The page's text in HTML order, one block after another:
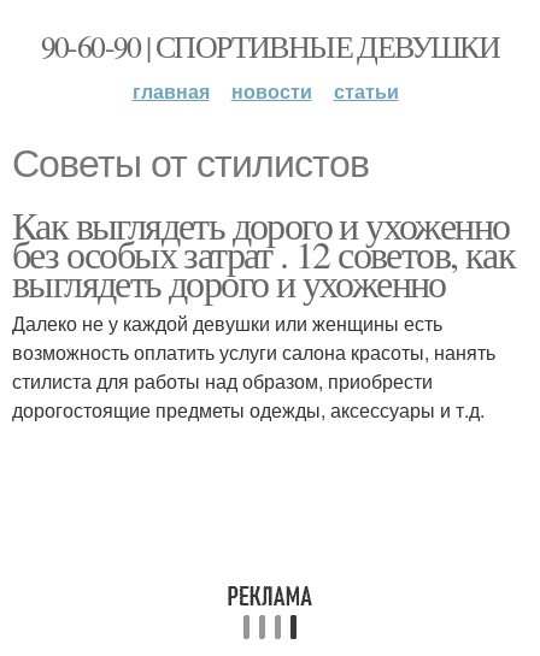
90-60-90 | СПОРТИВНЫЕ ДЕВУШКИ
главная новости статьи
Советы от стилистов
Как выглядеть дорого и ухоженно
без особых затрат . 12 советов, как
выглядеть дорого и ухоженно
Далеко не у каждой девушки или женщины есть
возможность оплатить услуги салона красоты, нанять
стилиста для работы над образом, приобрести
дорогостоящие предметы одежды, аксессуары и т.д.